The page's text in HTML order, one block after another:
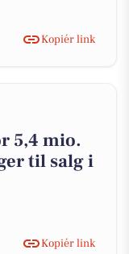
Kopiér link
5,4 mio.
til salg i
Kopiér link